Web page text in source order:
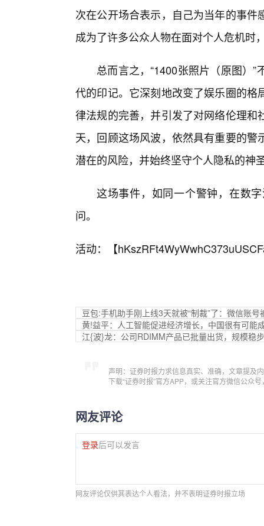
次在公开场合表示，自己为当年的事
成为了许多公众人物在面对个人危机时
总而言之，“1400张照片（原图）
代的印记。它深刻地改变了娱乐圈的
律法规的完善，并引发了对网络伦理
天，回顾这场风波，依然具有重要的
潜在的风险，并始终坚守个人隐私的神
这场事件，如同一个警钟，在数
问。
活动：【
豆包:手机助手刚上线3天就被“制裁”了：微信账号
黄!益平：人工智能促进经济增长，中国很有可能
江{波}龙：公司RDIMM产品已批量出货，规模稳
声明：证券时报力求信息真实、准确，文章提及
下载“证券时报”官方APP，或关注官方微信公众
网友评论
登录后可以发言
网友评论仅供其表达个人看法，并不表明证券时报立场